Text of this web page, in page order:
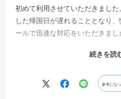
初めて利用させていただきまし
した帰国日が遅れることとなり
ールで迅速な対応をいただきま
できる対応がとてもありがたか
続きを読
参考にな